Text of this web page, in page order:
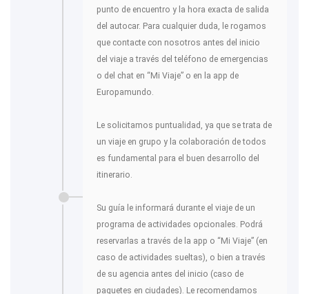
punto de encuentro y la hora exacta de salida
del autocar. Para cualquier duda, le rogamos
que contacte con nosotros antes del inicio
del viaje a través del teléfono de emergencias
o del chat en “Mi Viaje” o en la app de
Europamundo.
Le solicitamos puntualidad, ya que se trata de
un viaje en grupo y la colaboración de todos
es fundamental para el buen desarrollo del
itinerario.
Su guía le informará durante el viaje de un
programa de actividades opcionales. Podrá
reservarlas a través de la app o “Mi Viaje” (en
caso de actividades sueltas), o bien a través
de su agencia antes del inicio (caso de
paquetes en ciudades). Le recomendamos